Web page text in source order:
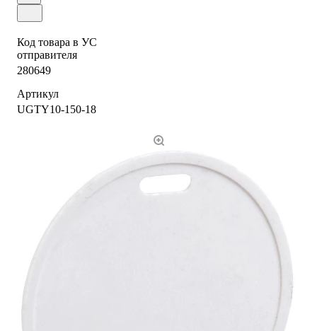
Код товара в УС
отправителя
280649
Артикул
UGTY10-150-18